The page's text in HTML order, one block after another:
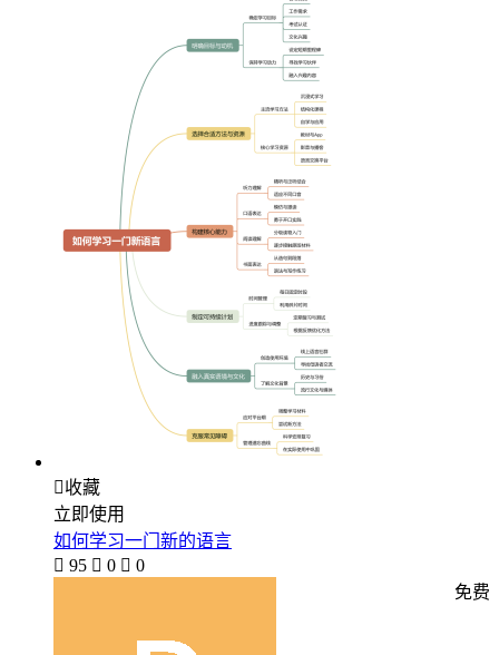
收藏
立即使用
如何学习一门新的语言
 95  0  0
免费